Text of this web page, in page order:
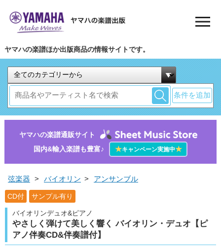
ヤマハの楽譜ほか出版商品の情報サイトです。
条件を追加
ヤマハの楽譜通販サイト
国内&輸入楽譜も豊富♪
★キャンペーン実施中★
弦楽器 > バイオリン > アンサンブル
CD付 サンプル有り
バイオリンデュオ&ピアノ
やさしく弾けて美しく響く バイオリン・デュオ【ピ
アノ伴奏CD&伴奏譜付】